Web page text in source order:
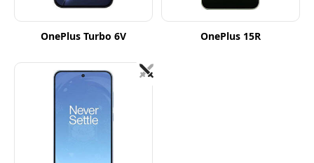
OnePlus Turbo 6V OnePlus 15R